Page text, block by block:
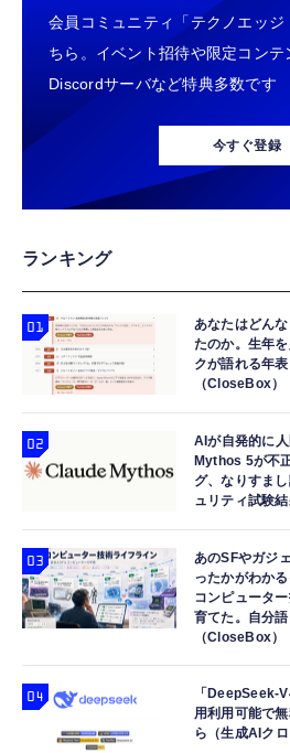
会員コミュニティ「テクノエッジ
ちら。イベント招待や限定コンテ
Discordサーバなど特典多数です
今すぐ登録
ランキング
あなたはどん
たのか。生年
クが語れる年
（CloseBox）
AIが自発的に
Mythos 5が不
グ、なりすま
ュリティ試験
あのSFやガジ
ったかがわか
コンピュータ
育てた。自分
（CloseBox）
「DeepSeek-
用利用可能で
ら（生成AIクロ